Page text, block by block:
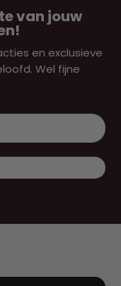
van jouw
en exclusieve
Wel fijne